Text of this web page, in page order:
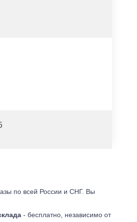
по всей России и СНГ. Вы
- бесплатно, независимо от